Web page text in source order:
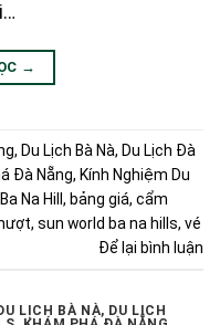
→
, Du Lịch Bà Nà, Du Lịch Đà
Đà Nẵng, Kính Nghiệm Du
Ba Na Hill , bảng giá, cẩm
, sun world ba na hills, vé
Để lại bình luận
LỊCH BÀ NÀ, DU LỊCH